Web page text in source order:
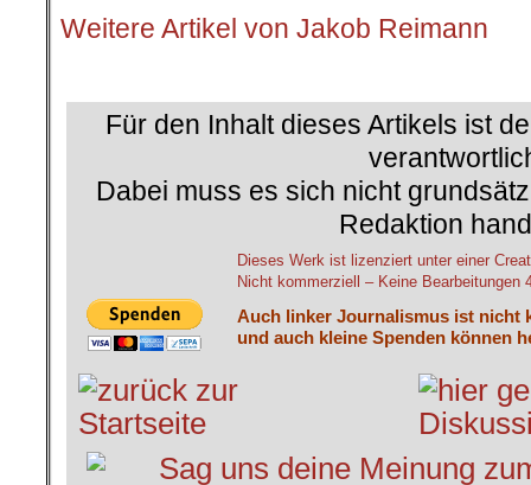
Weitere Artikel von Jakob Reimann
Für den Inhalt dieses Artikels ist
Dabei muss es sich nicht
Redaktion
Dieses Werk ist lizenziert unter einer
Nicht kommerziell – Keine Bearbeitungen
Auch linker Journalismus ist nicht
und auch kleine Spenden können